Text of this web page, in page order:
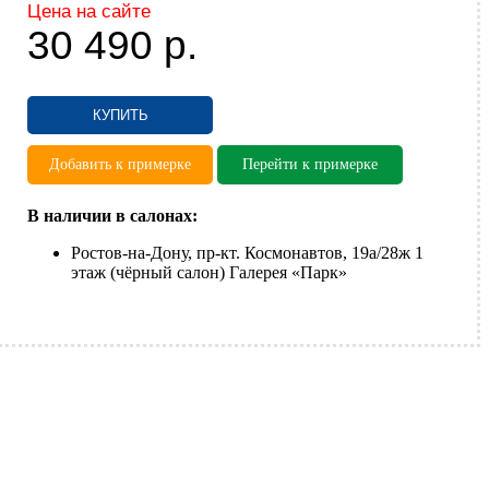
Цена на сайте
30 490 р.
КУПИТЬ
Добавить к примерке Перейти к примерке
В наличии в салонах:
Ростов-на-Дону, пр-кт. Космонавтов, 19а/28ж 1
этаж (чёрный салон) Галерея «Парк»